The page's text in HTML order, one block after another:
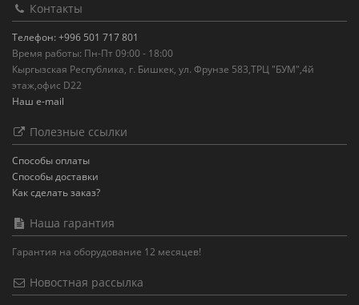
Контакты
Телефон: +996 501 717 801
Время работы: Пн-Пт 09:00 - 18:00
Кыргызская Республика, г. Бишкек, ул. Фрунзе 583,ТРЦ "БУМ",4й
этаж,офис D22
Наш e-mail
Полезные ссылки
Способы оплаты
Способы доставки
Как сделать заказ?
Наша гарантия
Гарантия на оборудование 12 месяцев!
Новостная рассылка